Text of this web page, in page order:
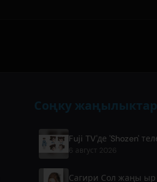
Соңку жаңылыктар
6 август 2026